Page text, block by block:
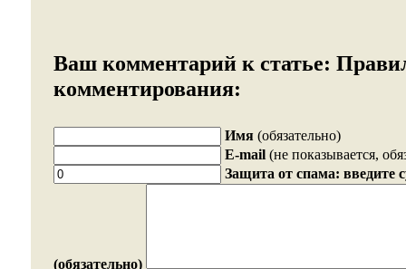
Ваш комментарий к статье:
комментирования:
Имя (обязательно)
E-mail (не показывается,
Защита от спама: введите
(обязательно)